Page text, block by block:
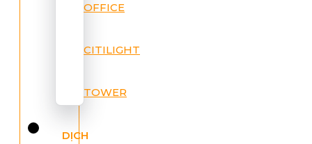
OFFICE
CITILIGHT
TOWER
DỊCH